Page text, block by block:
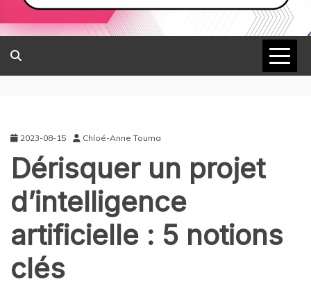
2023-08-15 Chloé-Anne Touma
Dérisquer un projet
d’intelligence
artificielle : 5 notions
clés